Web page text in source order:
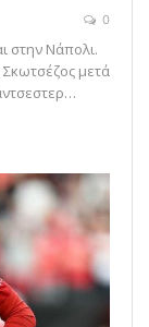
0
στην Νάπολι.
μετά